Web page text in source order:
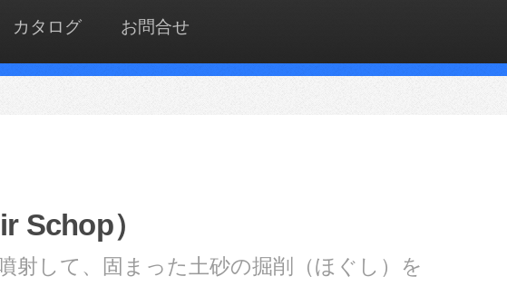
カタログ お問合せ
Schop）
射して、固まった土砂の掘削（ほぐし）を